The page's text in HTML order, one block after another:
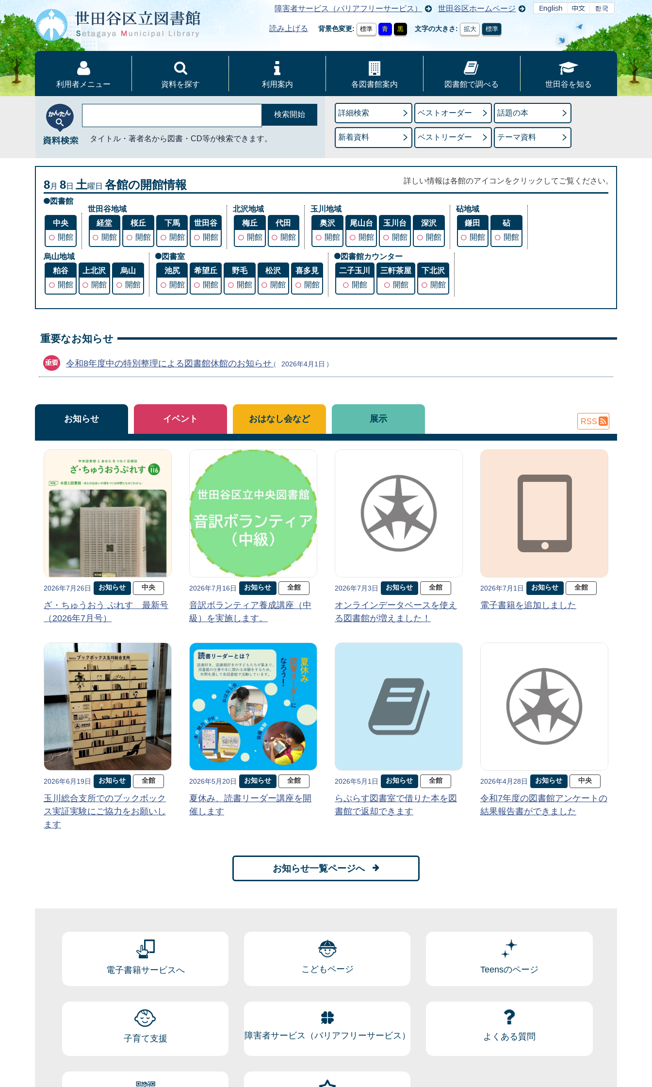
障害者サービス（バリアフリーサービス） 世田谷区ホームページ
読み上げる 背景色変更 標準 青 黒 文字の大きさ 拡大 標準
利用者メニュー 資料を探す 利用案内 各図書館案内 図書館で調べる 世田谷を知る
タイトル・著者名から図書・CD等が検索できます。
詳細検索 ベストオーダー 話題の本
新着資料 ベストリーダー テーマ資料
8月 8日 土曜日 各館の開館情報 詳しい情報は各館のアイコンをクリックしてご覧ください。
図書館
中央
○ 開館
世田谷地域
経堂
○ 開館
桜丘
○ 開館
下馬
○ 開館
世田谷
○ 開館
北沢地域
梅丘
○ 開館
代田
○ 開館
玉川地域
奥沢
○ 開館
尾山台
○ 開館
玉川台
○ 開館
深沢
○ 開館
砧地域
鎌田
○ 開館
砧
○ 開館
烏山地域
粕谷
○ 開館
上北沢
○ 開館
烏山
○ 開館
図書室
池尻
○ 開館
希望丘
○ 開館
野毛
○ 開館
松沢
○ 開館
喜多見
○ 開館
図書館カウンター
二子玉川
○ 開館
三軒茶屋
○ 開館
下北沢
○ 開館
重要なお知らせ
令和8年度中の特別整理による図書館休館のお知らせ 2026年4月1日
お知らせ
2026年7月26日 お知らせ 中央
ざ・ちゅうおう ぷれす 最新号
（2026年7月号）
2026年7月16日 お知らせ 全館
音訳ボランティア養成講座（中
級）を実施します。
2026年7月3日 お知らせ 全館
オンラインデータベースを使え
る図書館が増えました！
2026年7月1日 お知らせ 全館
電子書籍を追加しました
2026年6月19日 お知らせ 全館
玉川総合支所でのブックボック
ス実証実験にご協力をお願いし
ます
2026年5月20日 お知らせ 全館
夏休み、読書リーダー講座を開
催します
2026年5月1日 お知らせ 全館
らぷらす図書室で借りた本を図
書館で返却できます
2026年4月28日 お知らせ 中央
令和7年度の図書館アンケートの
結果報告書ができました
お知らせ一覧ページへ
イベント おはなし会など 展示 RSS
電子書籍サービスへ こどもページ Teensのページ
子育て支援 障害者サービス（バリアフリーサービス） よくある質問